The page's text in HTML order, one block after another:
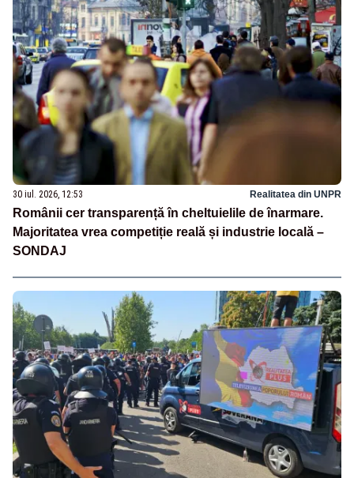
30 iul. 2026, 12:53 Realitatea din UNPR
Românii cer transparență în cheltuielile de înarmare.
Majoritatea vrea competiție reală și industrie locală –
SONDAJ